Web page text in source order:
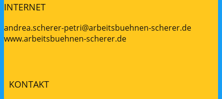
INTERNET
andrea.scherer-petri@arbeitsbuehnen-scherer.de
www.arbeitsbuehnen-scherer.de
KONTAKT